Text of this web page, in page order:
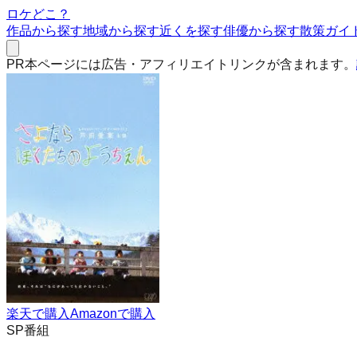
ロケどこ？
作品から探す地域から探す近くを探す俳優から探す散策ガイ
PR本ページには広告・アフィリエイトリンクが含まれます。
楽天で購入Amazonで購入
SP番組